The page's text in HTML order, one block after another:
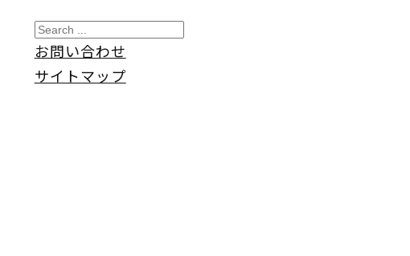
S
e
a
お問い合わせ
サイトマップ